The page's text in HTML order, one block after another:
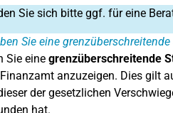
Sie sich bitte ggf. für eine
Sie eine
Sie eine grenzüberschreitende
anzuzeigen. Dies gilt
der gesetzlichen
hat.